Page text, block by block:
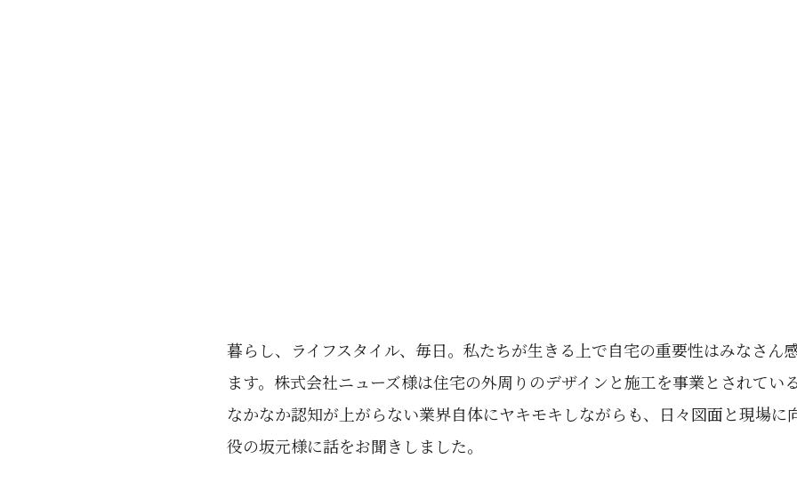
暮らし、ライフスタイル、毎日。私たちが生きる上で自宅の重要性はみなさん
ます。株式会社ニューズ様は住宅の外周りのデザインと施工を事業とされてい
なかなか認知が上がらない業界自体にヤキモキしながらも、日々図面と現場に
役の坂元様に話をお聞きしました。